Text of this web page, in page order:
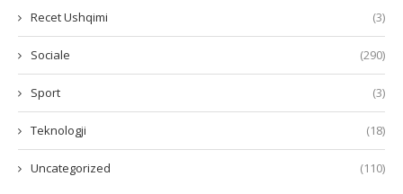
Recet Ushqimi (3)
Sociale (290)
Sport (3)
Teknologji (18)
Uncategorized (110)